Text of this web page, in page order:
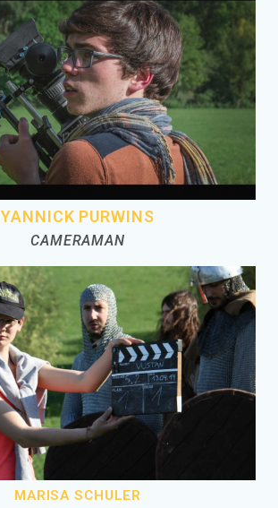
YANNICK PURWINS
CAMERAMAN
MARISA SCHULER